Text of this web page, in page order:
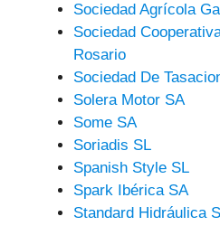
Sociedad Agrícola
Sociedad
Rosario
Sociedad De
Solera Motor SA
Some SA
Soriadis SL
Spanish Style SL
Spark Ibérica SA
Standard Hidráulica